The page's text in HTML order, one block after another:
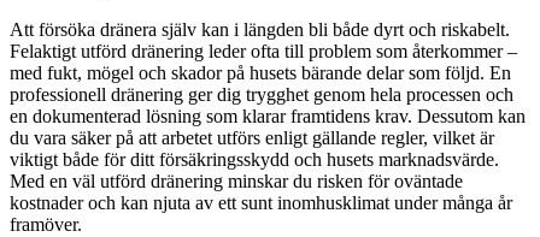
Att försöka dränera själv kan i längden bli både dyrt och riskabelt.
Felaktigt utförd dränering leder ofta till problem som återkommer –
med fukt, mögel och skador på husets bärande delar som följd. En
professionell dränering ger dig trygghet genom hela processen och
en dokumenterad lösning som klarar framtidens krav. Dessutom kan
du vara säker på att arbetet utförs enligt gällande regler, vilket är
viktigt både för ditt försäkringsskydd och husets marknadsvärde.
Med en väl utförd dränering minskar du risken för oväntade
kostnader och kan njuta av ett sunt inomhusklimat under många år
framöver.